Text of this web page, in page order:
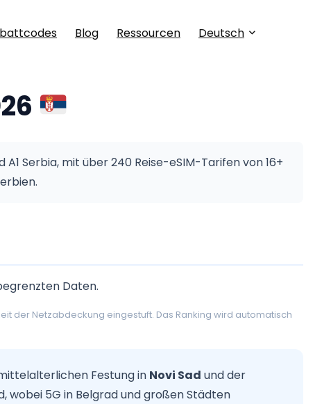
Blog Ressourcen Deutsch
Serbia, mit über 240 Reise-eSIM-Tarifen von 16+
Daten.
der Netzabdeckung eingestuft. Das Ranking wird automatisch
Festung in Novi Sad und der
wobei 5G in Belgrad und großen Städten